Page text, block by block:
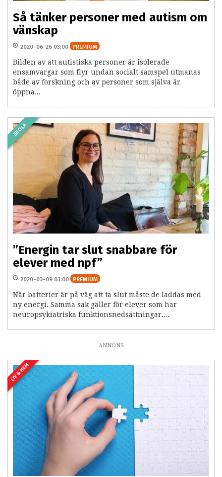
Så tänker personer med autism om
vänskap
2020-06-26 03:00 PREMIUM
Bilden av att autistiska personer är isolerade
ensamvargar som flyr undan socialt samspel utmanas
både av forskning och av personer som själva är
öppna...
SKOLA
”Energin tar slut snabbare för
elever med npf”
2020-03-09 03:00 PREMIUM
När batterier är på väg att ta slut måste de laddas med
ny energi. Samma sak gäller för elever som har
neuropsykiatriska funktionsnedsättningar....
ANNONS
LIV & HEM